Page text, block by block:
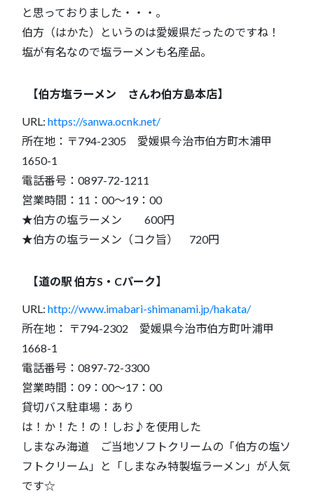
と思っておりました・・・。
伯方（はかた）というのは愛媛県だったのですね！
塩が有名なので塩ラーメンも名産品。
【伯方塩ラーメン さんわ伯方島本店】
URL: https://sanwa.ocnk.net/
所在地：〒794-2305 愛媛県今治市伯方町木浦甲
1650-1
電話番号：0897-72-1211
営業時間：11：00～19：00
★伯方の塩ラーメン 600円
★伯方の塩ラーメン（コク旨） 720円
【道の駅 伯方S・Cパーク】
URL: http://www.imabari-shimanami.jp/hakata/
所在地： 〒794-2302 愛媛県今治市伯方町叶浦甲
1668-1
電話番号：0897-72-3300
営業時間：09：00～17：00
貸切バス駐車場：あり
は！か！た！の！しお♪を使用した
しまなみ海道 ご当地ソフトクリームの「伯方の塩ソ
フトクリーム」と「しまなみ特製塩ラーメン」が人気
です☆